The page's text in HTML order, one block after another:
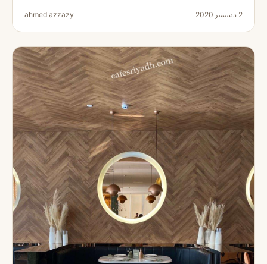
2 ديسمبر 2020 ahmed azzazy